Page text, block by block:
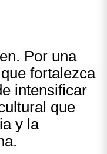
Por una
fortalezca
intensificar
que
y la